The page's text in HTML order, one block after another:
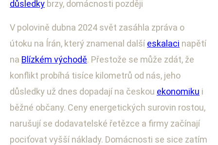
důsledky brzy, domácnosti později
V polovině dubna 2024 svět zasáhla zpráva o
útoku na Írán, který znamenal další eskalaci napětí
na Blízkém východě. Přestože se může zdát, že
konflikt probíhá tisíce kilometrů od nás, jeho
důsledky už dnes dopadají na českou ekonomiku i
běžné občany. Ceny energetických surovin rostou,
narušují se dodavatelské řetězce a firmy začínají
pociťovat vyšší náklady. Domácnosti se sice zatím